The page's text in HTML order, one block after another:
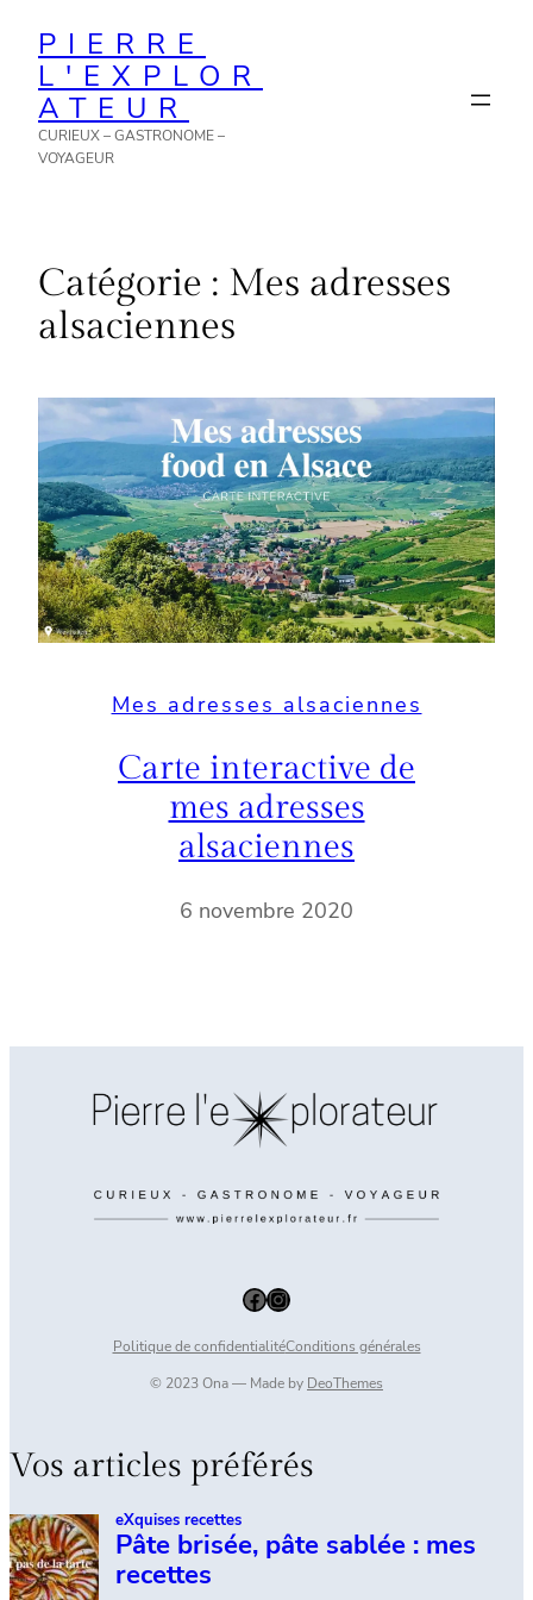
contenu
PIERRE
L'EXPLOR
ATEUR
CURIEUX – GASTRONOME –
VOYAGEUR
Catégorie : Mes adresses
alsaciennes
Mes adresses alsaciennes
Carte interactive de
mes adresses
alsaciennes
6 novembre 2020
Facebook Instagram
Politique de confidentialitéConditions générales
© 2023 Ona — Made by DeoThemes
Vos articles préférés